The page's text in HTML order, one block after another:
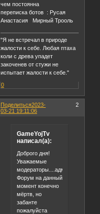
чем постоянна
переписка ботов : Русая
Анастасия Мирный Трооль
"Я не встречал в природе
жалости к себе. Любая птаха
коли с древа упадет
закоченев от стужи не
испытает жалости к себе."
0
Поделиться 2
2023-
03-21 19:11:06
GameYojTv
написал(а):
Доброго дня!
Уважаемые
модераторы....администрация.
Форум на данный
момент конечно
мёртв, но
забанте
пожалуйста